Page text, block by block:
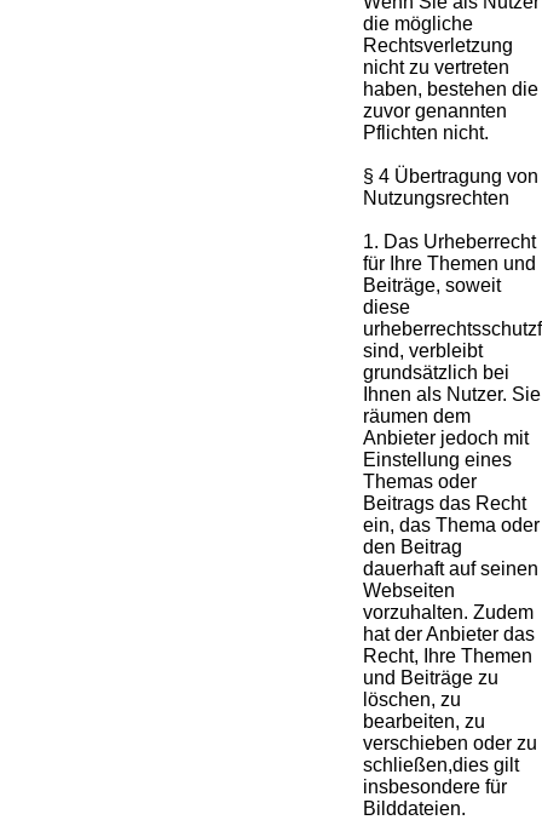
die mögliche
Rechtsverletzung
nicht zu vertreten
haben, bestehen die
zuvor genannten
Pflichten nicht.
§ 4 Übertragung von
Nutzungsrechten
1. Das Urheberrecht
für Ihre Themen und
Beiträge, soweit
diese
sind, verbleibt
grundsätzlich bei
Ihnen als Nutzer. Sie
räumen dem
Anbieter jedoch mit
Einstellung eines
Themas oder
Beitrags das Recht
ein, das Thema oder
den Beitrag
dauerhaft auf seinen
Webseiten
vorzuhalten. Zudem
hat der Anbieter das
Recht, Ihre Themen
und Beiträge zu
löschen, zu
bearbeiten, zu
verschieben oder zu
schließen,dies gilt
insbesondere für
Bilddateien.